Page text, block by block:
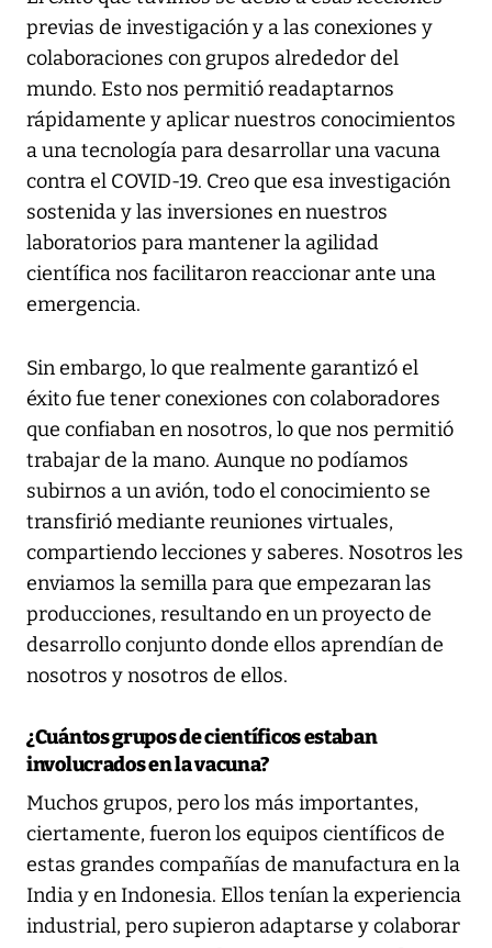
previas de investigación y a las conexiones y
colaboraciones con grupos alrededor del
mundo. Esto nos permitió readaptarnos
rápidamente y aplicar nuestros conocimientos
a una tecnología para desarrollar una vacuna
contra el COVID-19. Creo que esa investigación
sostenida y las inversiones en nuestros
laboratorios para mantener la agilidad
científica nos facilitaron reaccionar ante una
emergencia.
Sin embargo, lo que realmente garantizó el
éxito fue tener conexiones con colaboradores
que confiaban en nosotros, lo que nos permitió
trabajar de la mano. Aunque no podíamos
subirnos a un avión, todo el conocimiento se
transfirió mediante reuniones virtuales,
compartiendo lecciones y saberes. Nosotros les
enviamos la semilla para que empezaran las
producciones, resultando en un proyecto de
desarrollo conjunto donde ellos aprendían de
nosotros y nosotros de ellos.
¿Cuántos grupos de científicos estaban
involucrados en la vacuna?
Muchos grupos, pero los más importantes,
ciertamente, fueron los equipos científicos de
estas grandes compañías de manufactura en la
India y en Indonesia. Ellos tenían la experiencia
industrial, pero supieron adaptarse y colaborar